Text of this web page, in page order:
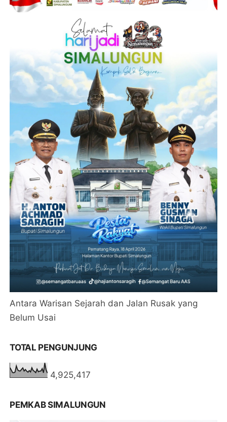
Antara Warisan Sejarah dan Jalan Rusak yang
Belum Usai
TOTAL PENGUNJUNG
4,925,417
PEMKAB SIMALUNGUN